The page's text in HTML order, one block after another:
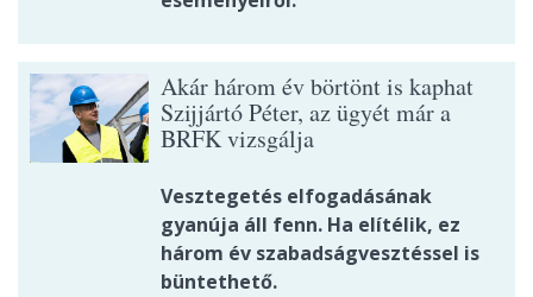
Akár három év börtönt is kaphat
Szijjártó Péter, az ügyét már a
BRFK vizsgálja
Vesztegetés elfogadásának
gyanúja áll fenn. Ha elítélik, ez
három év szabadságvesztéssel is
büntethető.